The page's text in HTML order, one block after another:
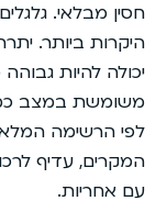
חסין מבלאי.
היקרות ביותר.
יכולה להיות
משומשת במצב
לפי הרשימה
המקרים, עדיף
עם אחריות.